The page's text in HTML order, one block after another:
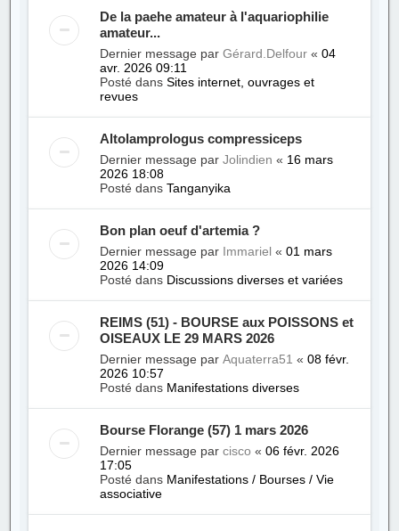
De la paehe amateur à l'aquariophilie
amateur...
Dernier message parGérard.Delfour «04
avr. 2026 09:11
Posté dansSites internet, ouvrages et
revues
Altolamprologus compressiceps
Dernier message parJolindien « 16 mars
2026 18:08
Posté dansTanganyika
Bon plan oeuf d'artemia ?
Dernier message par Immariel «01 mars
2026 14:09
Posté dans Discussions diverses et variées
REIMS (51) - BOURSE aux POISSONS et
OISEAUX LE 29 MARS 2026
Dernier message parAquaterra51 «08 févr.
2026 10:57
Posté dans Manifestations diverses
Bourse Florange (57) 1 mars 2026
Dernier message parcisco «06 févr. 2026
17:05
Posté dans Manifestations / Bourses / Vie
associative